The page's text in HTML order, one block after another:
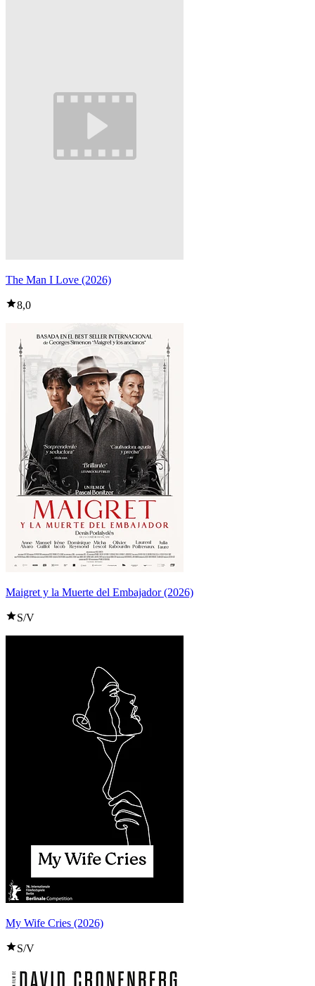
The Man I Love (2026)
8,0
Maigret y la Muerte del Embajador (2026)
S/V
My Wife Cries (2026)
S/V